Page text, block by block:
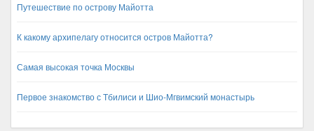
Путешествие по острову Майотта
К какому архипелагу относится остров Майотта?
Самая высокая точка Москвы
Первое знакомство с Тбилиси и Шио-Мгвимский монастырь